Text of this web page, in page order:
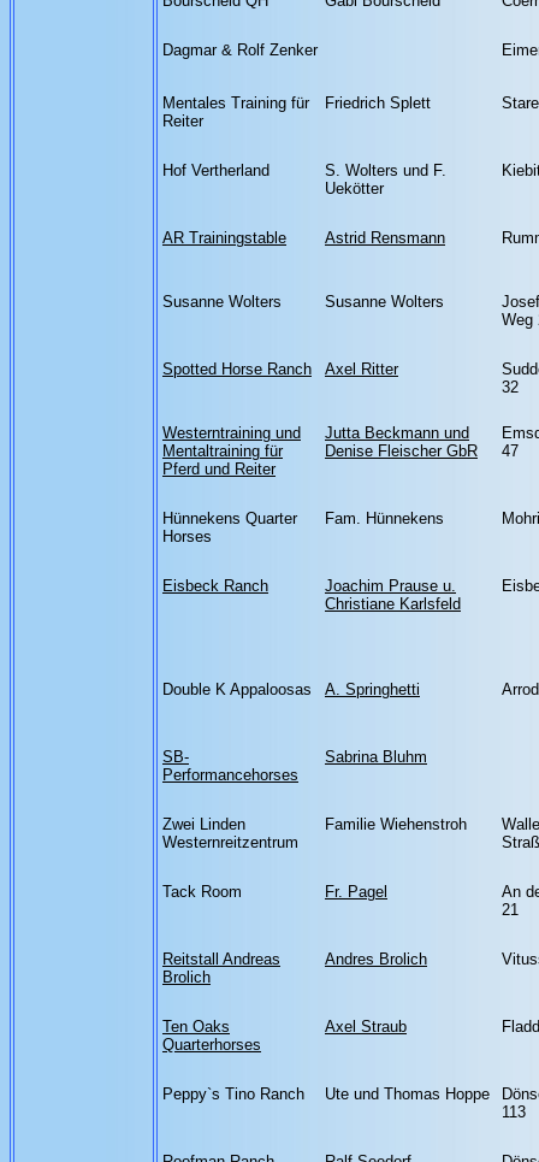
Dagmar & Rolf Zenker
Mentales Training für
Reiter
Friedrich Splett
Hof Vertherland
S. Wolters und F.
Uekötter
AR Trainingstable Astrid Rensmann
Susanne Wolters Susanne Wolters
Weg
Spotted Horse Ranch Axel Ritter
32
Westerntraining und
Mentaltraining für
Pferd und Reiter
Jutta Beckmann und
Denise Fleischer GbR
47
Hünnekens Quarter
Horses
Fam. Hünnekens
Eisbeck Ranch
Joachim Prause u.
Christiane Karlsfeld
Double K Appaloosas A. Springhetti
SB-
Performancehorses
Sabrina Bluhm
Zwei Linden
Westernreitzentrum
Familie Wiehenstroh
Tack Room Fr. Pagel
An
21
Reitstall Andreas
Brolich
Andres Brolich
Ten Oaks
Quarterhorses
Axel Straub
Peppy`s Tino Ranch Ute und Thomas Hoppe
113